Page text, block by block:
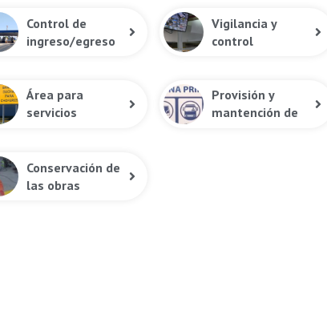
Control de
ingreso/egreso
Vigilancia y
control
Área para
servicios
Provisión y
mantención de
Conservación de
las obras